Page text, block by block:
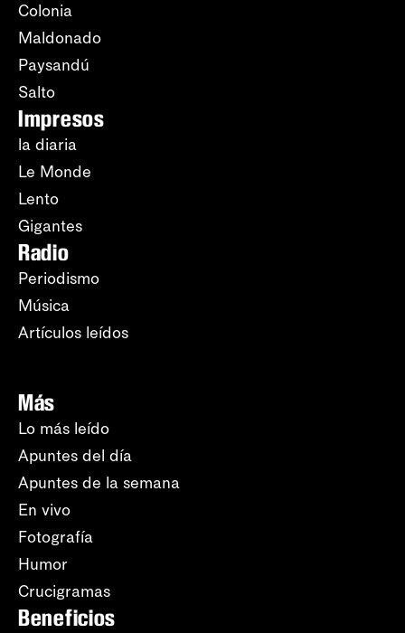
Colonia
Maldonado
Paysandú
Salto
Impresos
la diaria
Le Monde
Lento
Gigantes
Radio
Periodismo
Música
Artículos leídos
Más
Lo más leído
Apuntes del día
Apuntes de la semana
En vivo
Fotografía
Humor
Crucigramas
Beneficios